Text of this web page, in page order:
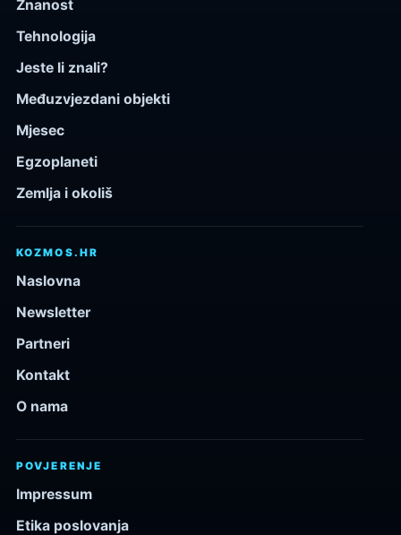
Znanost
Tehnologija
Jeste li znali?
Međuzvjezdani objekti
Mjesec
Egzoplaneti
Zemlja i okoliš
KOZMOS.HR
Naslovna
Newsletter
Partneri
Kontakt
O nama
POVJERENJE
Impressum
Etika poslovanja